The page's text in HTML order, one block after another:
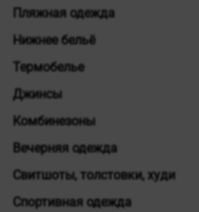
Пляжная одежда
Нижнее бельё
Термобелье
Джинсы
Комбинезоны
Вечерняя одежда
Свитшоты, толстовки, худи
Спортивная одежда